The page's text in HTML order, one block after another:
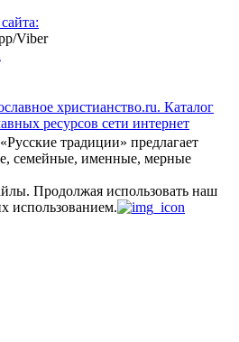
Viber
традиции» предлагает
семейные, именные, мерные
Продолжая использовать наш
использованием.